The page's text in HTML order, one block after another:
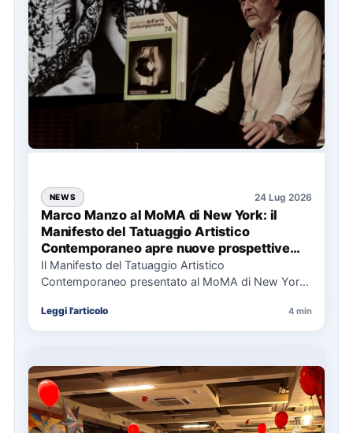
NEWS 24 Lug 2026
Marco Manzo al MoMA di New York: il
Manifesto del Tatuaggio Artistico
Contemporaneo apre nuove prospettive
per il collezionismo
Il Manifesto del Tatuaggio Artistico
Contemporaneo presentato al MoMA di New York
Leggi l'articolo 4 min